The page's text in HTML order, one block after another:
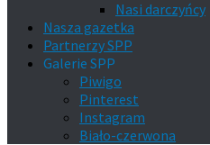
Nasi darczyńcy
Nasza gazetka
Partnerzy SPP
Galerie SPP
Piwigo
Pinterest
Instagram
Biało-czerwona